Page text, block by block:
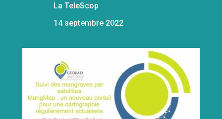
La TeleScop
14 septembre 2022